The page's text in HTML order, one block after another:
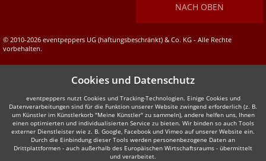
NACH OBEN
© 2010-2026 eventpeppers UG (haftungsbeschränkt) & Co. KG - Alle Rechte
vorbehalten.
Cookies und Datenschutz
eventpeppers nutzt Cookies und Tracking-Technologien. Einige Cookies und
Datenverarbeitungen sind für die Funktion unserer Website zwingend erforderlich (z. B.
um Künstler im Künstlerkorb "Meine Künstler" zu sammeln), andere helfen uns, Ihnen
einen optimierten und individualisierten Service zu bieten. Wir binden so auch Tools
externer Dienstleister wie z. B. Google, Facebook und Vimeo auf unserer Website ein.
Durch die Einbindung dieser Tools werden personenbezogene Daten an
Drittplattformen - auch außerhalb des Europäischen Wirtschaftsraums - übermittelt
und verarbeitet.